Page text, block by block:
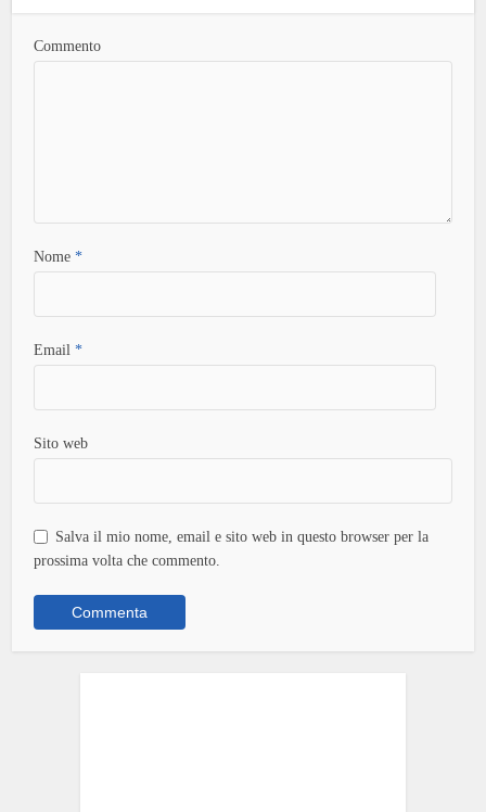
Commento
Nome*
Email*
Sito web
Salva il mio nome, email e sito web in questo browser per la
prossima volta che commento.